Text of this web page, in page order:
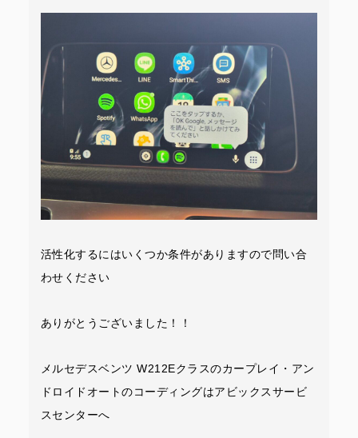
活性化するにはいくつか条件がありますので問い合
わせください
ありがとうございました！！
メルセデスベンツ W212Eクラスのカープレイ・アン
ドロイドオートのコーディングはアビックスサービ
スセンターへ